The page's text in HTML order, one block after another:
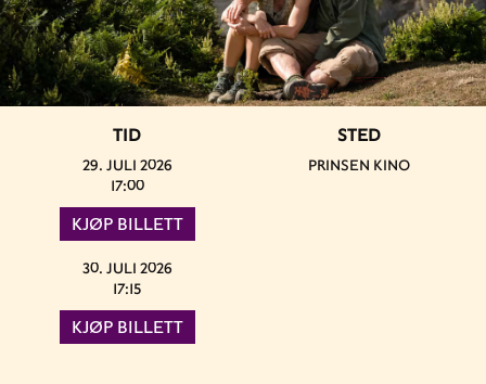
TID
29. JULI 2026
17:00
KJØP BILLETT
30. JULI 2026
17:15
KJØP BILLETT
STED
PRINSEN KINO